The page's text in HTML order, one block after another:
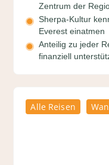
Zentrum der
Sherpa-Kultur
Everest einatmen
Anteilig zu jeder
finanziell
Alle Reisen